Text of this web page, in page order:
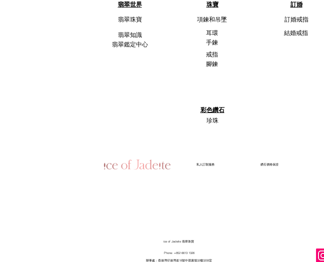
翡翠世界
珠寶
翡翠珠寶
項鍊和吊墜
翡翠知識
翡翠鑑定中心
耳環
手鍊
戒指
腳鍊
訂婚
訂婚戒指
結婚戒指
彩色鑽石
珍珠
​私人訂製服務 鑽石價格保證
ice of Jadeite 翡翠珠寶
Phone: +852 6613 1326
​辦事處：香港灣仔港灣道18號中環廣場32樓3208室